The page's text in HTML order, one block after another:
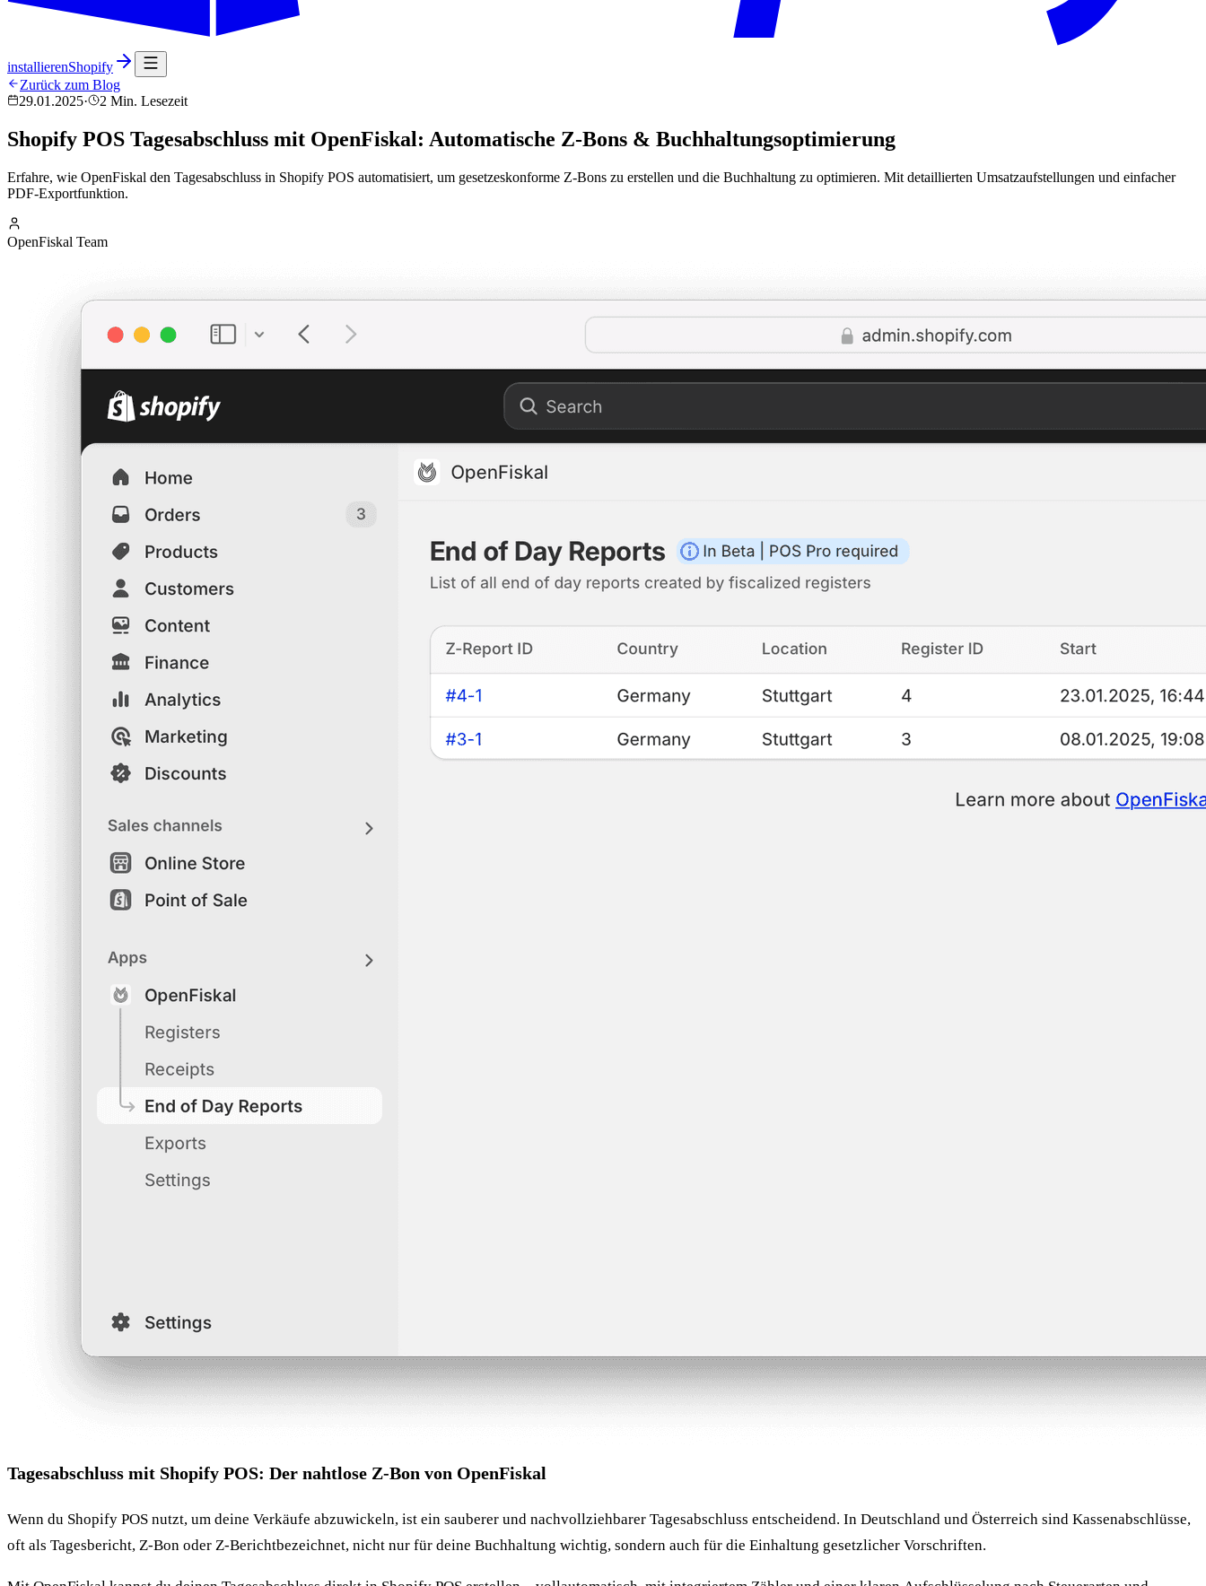
installierenShopify
Zurück zum Blog
29.01.2025· 2 Min. Lesezeit
Shopify POS Tagesabschluss mit OpenFiskal: Automatische Z-Bons & Buchhaltungsoptimierung
Erfahre, wie OpenFiskal den Tagesabschluss in Shopify POS automatisiert, um gesetzeskonforme Z-Bons zu erstellen und die Buchhaltung zu optimieren. Mit detaillierten Umsatzaufstellungen und einfacher
PDF-Exportfunktion.
OpenFiskal Team
Tagesabschluss mit Shopify POS: Der nahtlose Z-Bon von OpenFiskal
Wenn du Shopify POS nutzt, um deine Verkäufe abzuwickeln, ist ein sauberer und nachvollziehbarer Tagesabschluss entscheidend. In Deutschland und Österreich sind Kassenabschlüsse,
oft als Tagesbericht, Z-Bon oder Z-Berichtbezeichnet, nicht nur für deine Buchhaltung wichtig, sondern auch für die Einhaltung gesetzlicher Vorschriften.